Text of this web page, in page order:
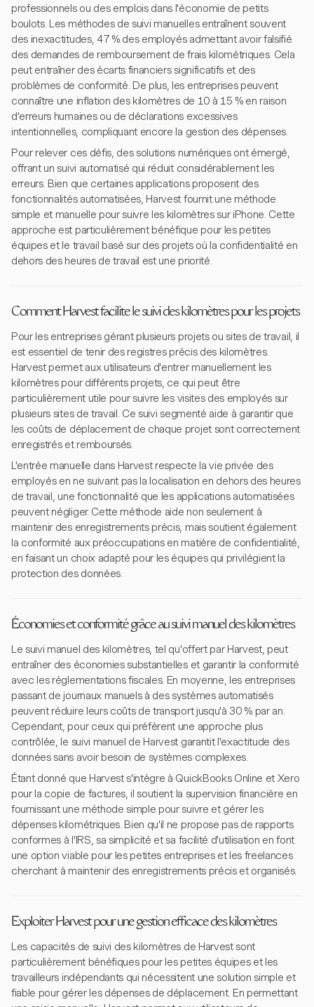
professionnels ou des emplois dans l'économie de petits
boulots. Les méthodes de suivi manuelles entraînent souvent
des inexactitudes, 47 % des employés admettant avoir falsifié
des demandes de remboursement de frais kilométriques. Cela
peut entraîner des écarts financiers significatifs et des
problèmes de conformité. De plus, les entreprises peuvent
connaître une inflation des kilomètres de 10 à 15 % en raison
d'erreurs humaines ou de déclarations excessives
intentionnelles, compliquant encore la gestion des dépenses.
Pour relever ces défis, des solutions numériques ont émergé,
offrant un suivi automatisé qui réduit considérablement les
erreurs. Bien que certaines applications proposent des
fonctionnalités automatisées, Harvest fournit une méthode
simple et manuelle pour suivre les kilomètres sur iPhone. Cette
approche est particulièrement bénéfique pour les petites
équipes et le travail basé sur des projets où la confidentialité en
dehors des heures de travail est une priorité.
Comment Harvest facilite le suivi des kilomètres pour les projets
Pour les entreprises gérant plusieurs projets ou sites de travail, il
est essentiel de tenir des registres précis des kilomètres.
Harvest permet aux utilisateurs d'entrer manuellement les
kilomètres pour différents projets, ce qui peut être
particulièrement utile pour suivre les visites des employés sur
plusieurs sites de travail. Ce suivi segmenté aide à garantir que
les coûts de déplacement de chaque projet sont correctement
enregistrés et remboursés.
L'entrée manuelle dans Harvest respecte la vie privée des
employés en ne suivant pas la localisation en dehors des heures
de travail, une fonctionnalité que les applications automatisées
peuvent négliger. Cette méthode aide non seulement à
maintenir des enregistrements précis, mais soutient également
la conformité aux préoccupations en matière de confidentialité,
en faisant un choix adapté pour les équipes qui privilégient la
protection des données.
Économies et conformité grâce au suivi manuel des kilomètres
Le suivi manuel des kilomètres, tel qu'offert par Harvest, peut
entraîner des économies substantielles et garantir la conformité
avec les réglementations fiscales. En moyenne, les entreprises
passant de journaux manuels à des systèmes automatisés
peuvent réduire leurs coûts de transport jusqu'à 30 % par an.
Cependant, pour ceux qui préfèrent une approche plus
contrôlée, le suivi manuel de Harvest garantit l'exactitude des
données sans avoir besoin de systèmes complexes.
Étant donné que Harvest s'intègre à QuickBooks Online et Xero
pour la copie de factures, il soutient la supervision financière en
fournissant une méthode simple pour suivre et gérer les
dépenses kilométriques. Bien qu'il ne propose pas de rapports
conformes à l'IRS, sa simplicité et sa facilité d'utilisation en font
une option viable pour les petites entreprises et les freelances
cherchant à maintenir des enregistrements précis et organisés.
Exploiter Harvest pour une gestion efficace des kilomètres
Les capacités de suivi des kilomètres de Harvest sont
particulièrement bénéfiques pour les petites équipes et les
travailleurs indépendants qui nécessitent une solution simple et
fiable pour gérer les dépenses de déplacement. En permettant